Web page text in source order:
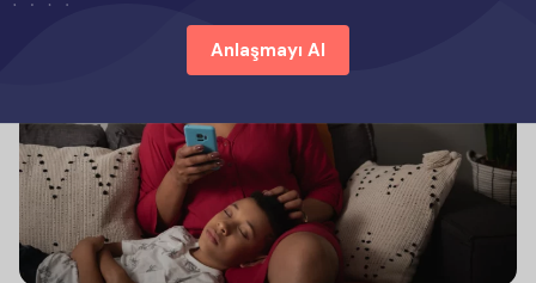
Anlaşmayı Al